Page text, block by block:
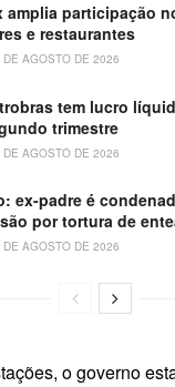
amplia participação
e restaurantes
DE AGOSTO DE 2026
tem lucro
trimestre
DE AGOSTO DE 2026
ex-padre é
por tortura de
DE AGOSTO DE 2026
o governo